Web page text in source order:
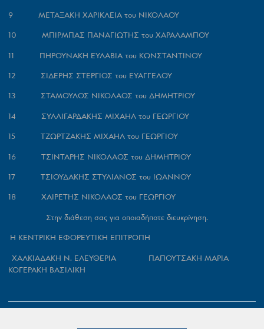
9 ΜΕΤΑΞΑΚΗ ΧΑΡΙΚΛΕΙΑ του ΝΙΚΟΛΑΟΥ
10 ΜΠΙΡΜΠΑΣ ΠΑΝΑΓΙΩΤΗΣ του ΧΑΡΑΛΑΜΠΟΥ
11 ΠΗΡΟΥΝΑΚΗ ΕΥΛΑΒΙΑ του ΚΩΝΣΤΑΝΤΙΝΟΥ
12 ΣΙΔΕΡΗΣ ΣΤΕΡΓΙΟΣ του ΕΥΑΓΓΕΛΟΥ
13 ΣΤΑΜΟΥΛΟΣ ΝΙΚΟΛΑΟΣ του ΔΗΜΗΤΡΙΟΥ
14 ΣΥΛΛΙΓΑΡΔΑΚΗΣ ΜΙΧΑΗΛ του ΓΕΩΡΓΙΟΥ
15 ΤΖΩΡΤΖΑΚΗΣ ΜΙΧΑΗΛ του ΓΕΩΡΓΙΟΥ
16 ΤΣΙΝΤΑΡΗΣ ΝΙΚΟΛΑΟΣ του ΔΗΜΗΤΡΙΟΥ
17 ΤΣΙΟΥΔΑΚΗΣ ΣΤΥΛΙΑΝΟΣ του ΙΩΑΝΝΟΥ
18 ΧΑΙΡΕΤΗΣ NΙΚΟΛΑΟΣ του ΓΕΩΡΓΙΟΥ
Στην διάθεση σας για οποιαδήποτε διευκρίνηση.
Η ΚΕΝΤΡΙΚΗ ΕΦΟΡΕΥΤΙΚΗ ΕΠΙΤΡΟΠΗ
ΧΑΛΚΙΑΔΑΚΗ Ν. ΕΛΕΥΘΕΡΙΑ ΠΑΠΟΥΤΣΑΚΗ ΜΑΡΙΑ
ΚΟΓΕΡΑΚΗ ΒΑΣΙΛΙΚΗ